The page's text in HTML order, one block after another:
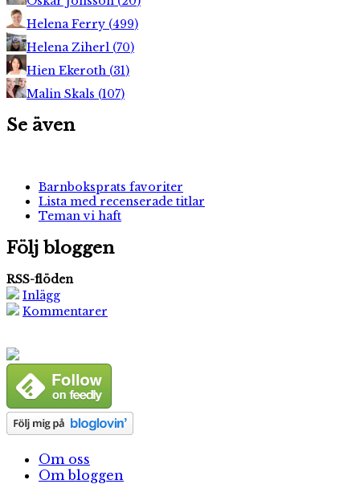
Helena Ferry (499)
Helena Ziherl (70)
Hien Ekeroth (31)
Malin Skals (107)
Se även
Barnboksprats favoriter
Lista med recenserade titlar
Teman vi haft
Följ bloggen
RSS-flöden
Inlägg
Kommentarer
Om oss
Om bloggen